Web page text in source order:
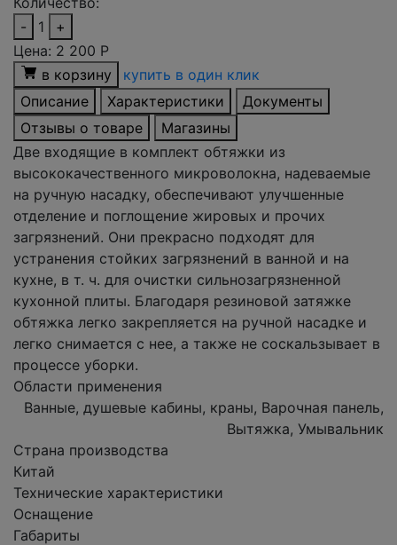
-
1
+
Цена: 2 200 Р
в корзину
купить в один клик
Описание
Характеристики
Документы
Отзывы о товаре
Магазины
Две входящие в комплект обтяжки из
высококачественного микроволокна, надеваемые
на ручную насадку, обеспечивают улучшенные
отделение и поглощение жировых и прочих
загрязнений. Они прекрасно подходят для
устранения стойких загрязнений в ванной и на
кухне, в т. ч. для очистки сильнозагрязненной
кухонной плиты. Благодаря резиновой затяжке
обтяжка легко закрепляется на ручной насадке и
легко снимается с нее, а также не соскальзывает в
процессе уборки.
Области применения
Ванные, душевые кабины, краны, Варочная панель,
Вытяжка, Умывальник
Страна производства
Китай
Технические характеристики
Оснащение
Габариты